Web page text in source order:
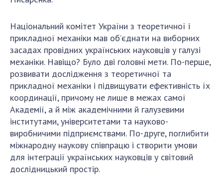
ПРОФСПІЛКА НАН УКРАЇНИ
КАБІНЕТ
Національний комітет України з теоретичної і
прикладної механіки мав об’єднати на виборних
засадах провідних українських науковців у галузі
механіки. Навіщо? Було дві головні мети. По-перше,
розвивати дослідження з теоретичної та
прикладної механіки і підвищувати ефективність їх
координації, причому не лише в межах самої
Академії, а й між академічними й галузевими
інститутами, університетами та науково-
виробничими підприємствами. По-друге, поглибити
міжнародну наукову співпрацю і створити умови
для інтеграції українських науковців у світовий
дослідницький простір.